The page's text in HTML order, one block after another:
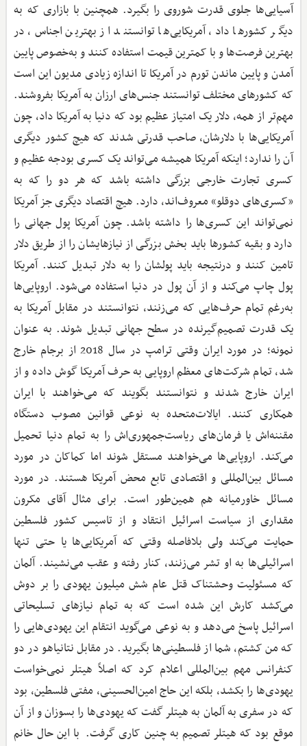
آسیایی‌ها جلوی قدرت شوروی را بگیرد. همچنین با بازاری که به
دیگر کشورها داد، آمریکایی‌ها توانستند از بهترین اجناس، در
بهترین فرصت‌ها و با کمترین قیمت استفاده کنند و به‌خصوص پایین
آمدن و پایین ماندن تورم در آمریکا تا اندازه‌ زیادی مدیون این است
که کشورهای مختلف توانستند جنس‌های ارزان به آمریکا بفروشند.
مهم‌تر از همه، دلار یک امتیاز عظیم بود که دنیا به آمریکا داد، چون
آمریکایی‌ها با دلارشان، صاحب قدرتی شدند که هیچ کشور دیگری
آن را ندارد؛ اینکه آمریکا همیشه می‌تواند یک کسری بودجه عظیم و
کسری تجارت خارجی بزرگی داشته باشد که هر دو را که به
«کسری‌های دوقلو» معروف‌اند، دارد. هیچ اقتصاد دیگری جز آمریکا
نمی‌تواند این کسری‌ها را داشته باشد. چون آمریکا پول جهانی را
دارد و بقیه‌ کشورها باید بخش بزرگی از نیازهایشان را از طریق دلار
تامین کنند و درنتیجه باید پولشان را به دلار تبدیل کنند. آمریکا
پول چاپ می‌کند و از آن پول در دنیا استفاده می‌شود. اروپایی‌ها
به‌رغم تمام حرف‌هایی که می‌زنند، نتوانستند در مقابل آمریکا به
یک قدرت تصمیم‌گیرنده در سطح جهانی تبدیل شوند. به عنوان
نمونه؛ در مورد ایران وقتی ترامپ در سال 2018 از برجام خارج
شد، تمام شرکت‌های معظم اروپایی به حرف آمریکا گوش داده و از
ایران خارج شدند و نتوانستند بگویند که می‌خواهند با ایران
همکاری کنند. ایالات‌متحده به نوعی قوانین مصوب دستگاه‌
مقننه‌اش یا فرمان‌های ریاست‌جمهوری‌اش را به تمام دنیا تحمیل
می‌کند. اروپایی‌ها می‌خواهند مستقل شوند اما کماکان در مورد
مسائل بین‌المللی و اقتصادی تابع محض آمریکا هستند. در مورد
مسائل خاورمیانه هم همین‌طور است. برای مثال آقای مکرون
مقداری از سیاست اسرائیل انتقاد و از تاسیس کشور فلسطین
حمایت می‌کند ولی بلافاصله وقتی که آمریکایی‌ها یا حتی تنها
اسرائیلی‌ها به او تشر می‌زنند، کنار رفته و عقب می‌نشیند. آلمان
که مسئولیت وحشتناک قتل عام شش میلیون یهودی را بر دوش
می‌کشد کارش این شده است که به تمام نیازهای تسلیحاتی
اسرائیل پاسخ می‌دهد و به نوعی می‌گوید انتقام این یهودی‌هایی را
که من کشتم، شما از فلسطینی‌ها بگیرید. در مقابل نتانیاهو در دو
کنفرانس مهم بین‌المللی اعلام کرد که اصلاً هیتلر نمی‌خواست
یهودی‌ها را بکشد، بلکه این حاج امین‌الحسینی، مفتی فلسطین، بود
که در سفری به آلمان به هیتلر گفت که یهودی‌ها را بسوزان و از آن
موقع بود که هیتلر تصمیم به چنین کاری گرفت. با این حال خانم